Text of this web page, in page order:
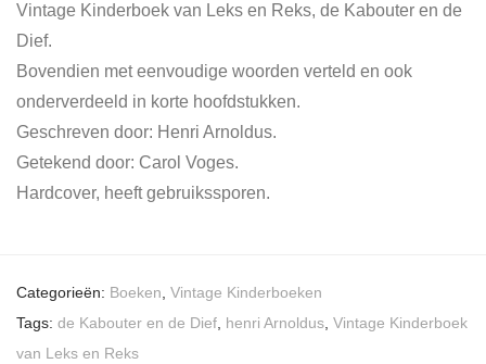
Vintage Kinderboek van Leks en Reks, de Kabouter en de
Dief.
Bovendien met eenvoudige woorden verteld en ook
onderverdeeld in korte hoofdstukken.
Geschreven door: Henri Arnoldus.
Getekend door: Carol Voges.
Hardcover, heeft gebruikssporen.
Categorieën: Boeken Vintage Kinderboeken
Tags: de Kabouter en de Dief henri Arnoldus Vintage Kinderboek
van Leks en Reks